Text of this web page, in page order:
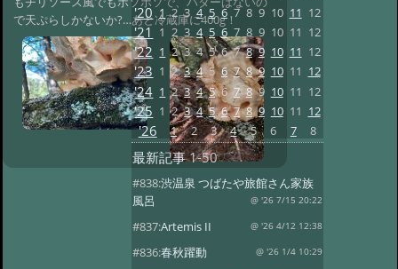
で天ぷらしかないか?…あと冷蔵庫に400g！
'20 1 2 3 4 5 6 7 8 9 10 11 12
'21 1 2 3 4 5 6 7 8 9 10 11 12
'22 1 2 3 4 5 6 7 8 9 10 11 12
'23 1 2 3 4 5 6 7 8 9 10 11 12
'24 1 2 3 4 5 6 7 8 9 10 11 12
'25 1 2 3 4 5 6 7 8 9 10 11 12
'26 1 2 3 4 5 6 7 8
最新記事1-50
#838:渋温泉 つばたや旅館さん家族
風呂
@ '26 7/15 20:22
#837:Artemis II @ '26 4/12 12:38
#836:春秋躍動 @ '26 1/4 10:29